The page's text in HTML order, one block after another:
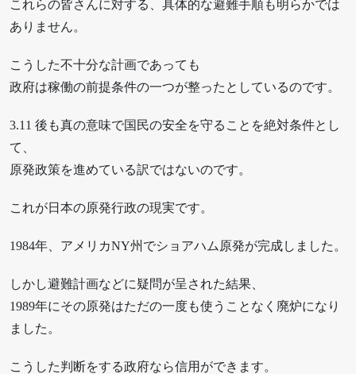
これらの皆さんに対する、具体的な避難手順も明らかでは
ありません。
こうした不十分な計画であっても
政府は稼働の前提条件の一つが整ったとしているのです。
3.11 後も真の意味で国民の安全を守ることを絶対条件とし
て、
原発政策を進めている訳ではないのです。
これが日本の原発行政の現実です。
1984年、アメリカNY州でショアハム原発が完成しました。
しかし避難計画などに疑問が呈された結果、
1989年にその原発はただの一度も使うことなく廃炉になり
ました。
こうした判断をする政府なら信用ができます。